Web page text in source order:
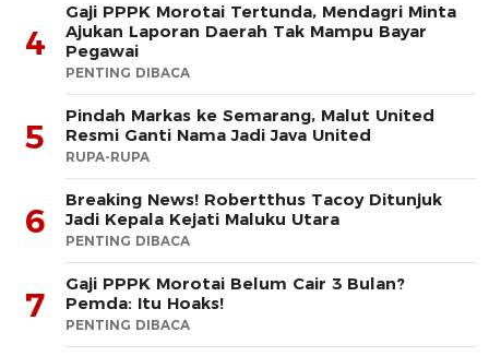
4
Gaji PPPK Morotai Tertunda, Mendagri Minta
Ajukan Laporan Daerah Tak Mampu Bayar
Pegawai
PENTING DIBACA
5
Pindah Markas ke Semarang, Malut United
Resmi Ganti Nama Jadi Java United
RUPA-RUPA
6
Breaking News! Robertthus Tacoy Ditunjuk
Jadi Kepala Kejati Maluku Utara
PENTING DIBACA
7
Gaji PPPK Morotai Belum Cair 3 Bulan?
Pemda: Itu Hoaks!
PENTING DIBACA